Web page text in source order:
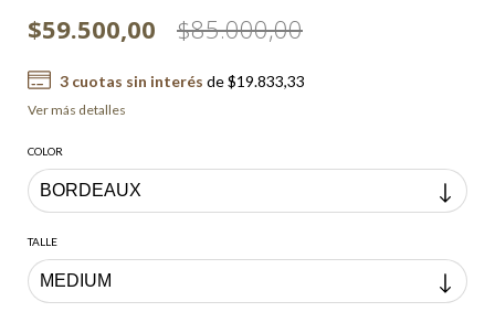
$59.500,00 $85.000,00
3cuotas sin interés de$19.833,33
Ver más detalles
COLOR
TALLE